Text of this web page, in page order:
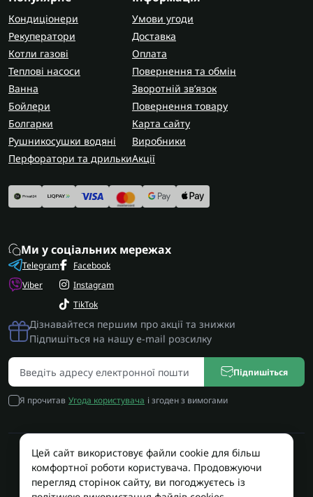
Кондиціонери
Рекуператори
Котли газові
Теплові насоси
Ванна
Бойлери
Болгарки
Рушникосушки водяні
Перфоратори та дрильки
Умови угоди
Доставка
Оплата
Повернення та обмін
Зворотній зв’язок
Повернення товару
Карта сайту
Виробники
Акції
Ми у соціальних мережах
Telegram
Viber
Facebook
Instagram
TikTok
Дізнавайтеся першим про акції та знижки
Підпишіться на нашу e-mail розсилку
Підпишіться
Я прочитав Угода користувача і згоден з вимогами
Працює на OpenCart
Територія Сервісу © 2026
Цей сайт використовує файли cookie для більш
комфортної роботи користувача. Продовжуючи
перегляд сторінок сайту, ви погоджуєтесь із